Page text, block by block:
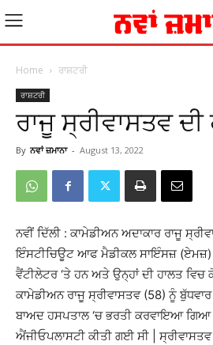
Home ਰਾਸ਼ਟਰੀ
ਰਾਸ਼ਟਰੀ
ਰਾਜੂ ਸ੍ਰੀਵਾਸਤਵ
By ਨਵਾਂ ਜ਼ਮਾਨਾ - August 13, 2022
ਨਵੀਂ ਦਿੱਲੀ : ਕਾਮੇਡੀਅਨ ਅਦਾਕਾਰ ਰਾਜੂ
ਇੰਸਟੀਚਿਊਟ ਆਫ ਮੈਡੀਕਲ ਸਾਇੰਸਜ਼ (ਏਮਜ਼)
ਵੈਂਟੀਲੇਟਰ ‘ਤੇ ਹਨ ਅਤੇ ਉਨ੍ਹਾਂ ਦੀ ਹਾਲਤ
ਕਾਮੇਡੀਅਨ ਰਾਜੂ ਸ੍ਰੀਵਾਸਤਵ (58) ਨੂੰ
ਬਾਅਦ ਹਸਪਤਾਲ ‘ਚ ਭਰਤੀ ਕਰਵਾਇਆ ਗਿਆ
ਐਂਜੀਓਪਲਾਸਟੀ ਕੀਤੀ ਗਈ ਸੀ |